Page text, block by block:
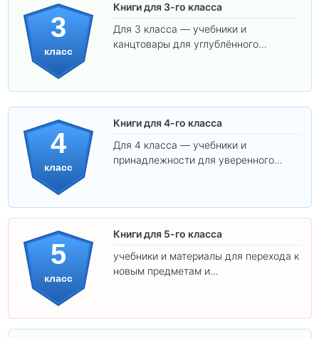
3
класс
Книги для 3-го класса
Для 3 класса — учебники и
канцтовары для углублённого
4
класс
Книги для 4-го класса
Для 4 класса — учебники и
принадлежности для уверенного
5
класс
Книги для 5-го класса
учебники и материалы для перехода к
новым предметам и